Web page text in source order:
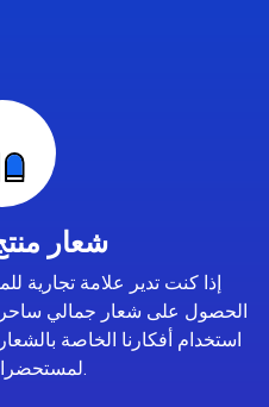
شعار
إذا كنت تدير علامة تجارية
الحصول على شعار جمالي
استخدام أفكارنا الخاصة
لمستحضرات التجميل.